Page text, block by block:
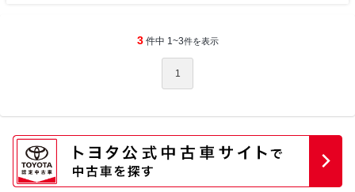
3 件中 1~3件を表示
1